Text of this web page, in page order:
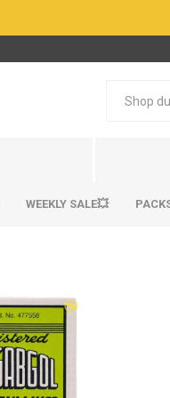
WEEKLY SALE💥